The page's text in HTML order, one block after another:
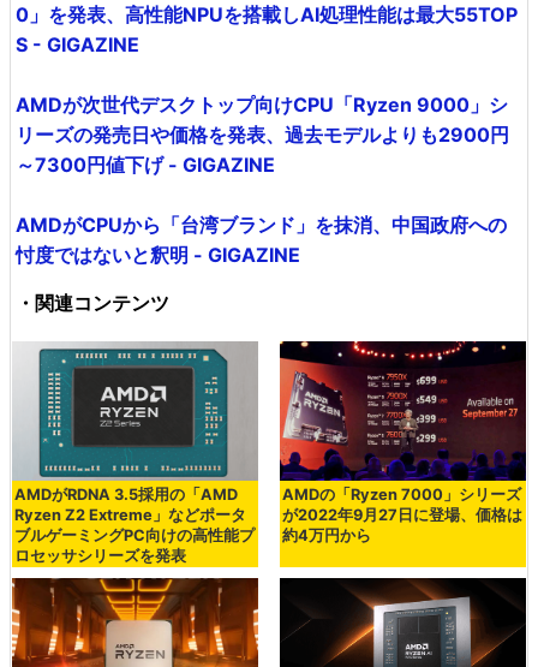
0」を発表、高性能NPUを搭載しAI処理性能は最大55TOP
S - GIGAZINE
AMDが次世代デスクトップ向けCPU「Ryzen 9000」シ
リーズの発売日や価格を発表、過去モデルよりも2900円
～7300円値下げ - GIGAZINE
AMDがCPUから「台湾ブランド」を抹消、中国政府への
忖度ではないと釈明 - GIGAZINE
・関連コンテンツ
AMDがRDNA 3.5採用の「AMD
Ryzen Z2 Extreme」などポータ
ブルゲーミングPC向けの高性能プ
ロセッサシリーズを発表
AMDの「Ryzen 7000」シリーズ
が2022年9月27日に登場、価格は
約4万円から